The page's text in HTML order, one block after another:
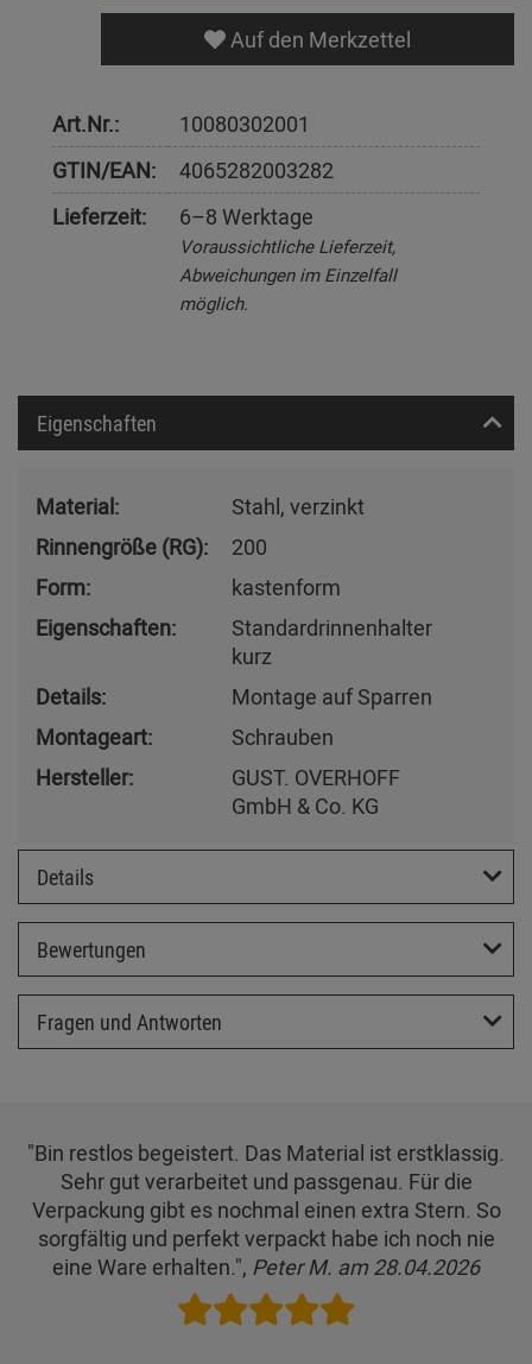
Auf den Merkzettel
Art.Nr.:
10080302001
GTIN/EAN:
4065282003282
Lieferzeit:
6–8 Werktage
Voraussichtliche Lieferzeit,
Abweichungen im Einzelfall
möglich.
Eigenschaften
Material:
Stahl, verzinkt
Rinnengröße (RG):
200
Form:
kastenform
Eigenschaften:
Standardrinnenhalter
kurz
Details:
Montage auf Sparren
Montageart:
Schrauben
Hersteller:
GUST. OVERHOFF
GmbH & Co. KG
Details
Bewertungen
Fragen und Antworten
"Bin restlos begeistert. Das Material ist erstklassig.
Sehr gut verarbeitet und passgenau. Für die
Verpackung gibt es nochmal einen extra Stern. So
sorgfältig und perfekt verpackt habe ich noch nie
eine Ware erhalten.", Peter M. am 28.04.2026